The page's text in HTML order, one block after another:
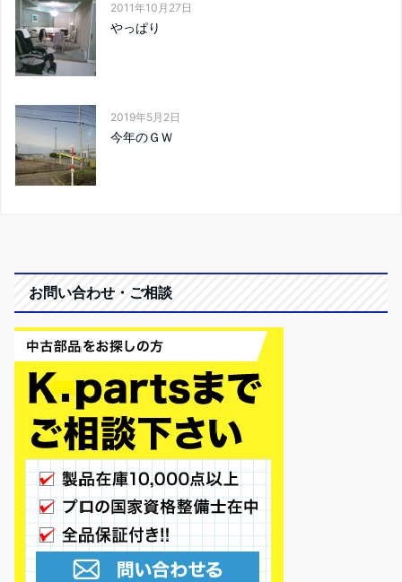
2011年10月27日
やっぱり
2019年5月2日
今年のＧＷ
お問い合わせ・ご相談